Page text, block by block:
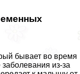
бывает во время
из-за